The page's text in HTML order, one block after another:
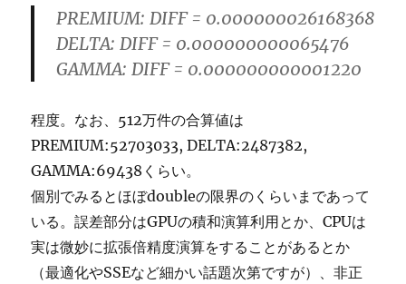
PREMIUM: DIFF = 0.000000026168368
DELTA: DIFF = 0.000000000065476
GAMMA: DIFF = 0.000000000001220
程度。なお、512万件の合算値は
PREMIUM:52703033, DELTA:2487382,
GAMMA:69438くらい。
個別でみるとほぼdoubleの限界のくらいまであって
いる。誤差部分はGPUの積和演算利用とか、CPUは
実は微妙に拡張倍精度演算をすることがあるとか
（最適化やSSEなど細かい話題次第ですが）、非正